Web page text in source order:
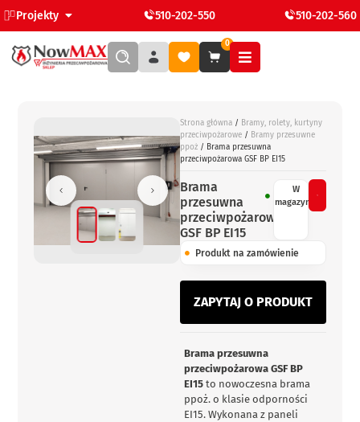
Projekty 510-202-550 510-202-560
0
Strona główna / Bramy, rolety, kurtyny
przeciwpożarowe / Bramy przesuwne
ppoż / Brama przesuwna
przeciwpożarowa GSF BP EI15
Brama
przesuwna
przeciwpożarowa
GSF BP EI15
W
magazynie
Produkt na zamówienie
ZAPYTAJ O PRODUKT
Brama przesuwna
przeciwpożarowa GSF BP
EI15 to nowoczesna brama
ppoż. o klasie odporności
EI15. Wykonana z paneli